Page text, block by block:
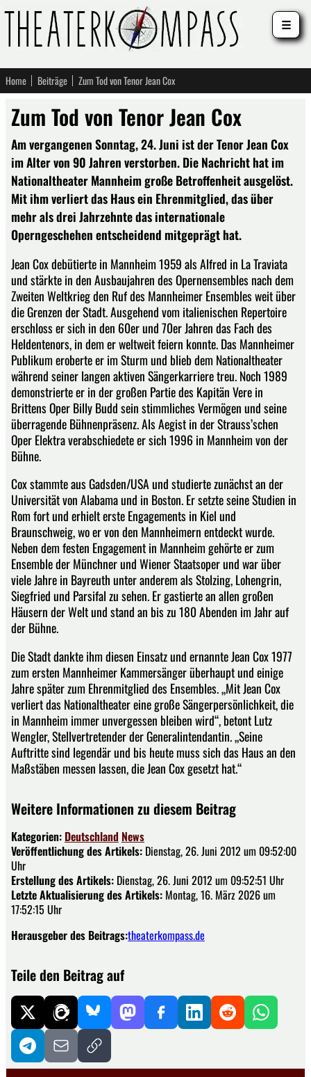
Home Beiträge Zum Tod von Tenor Jean Cox
Zum Tod von Tenor Jean Cox
Am vergangenen Sonntag, 24. Juni ist der Tenor Jean Cox
im Alter von 90 Jahren verstorben. Die Nachricht hat im
Nationaltheater Mannheim große Betroffenheit ausgelöst.
Mit ihm verliert das Haus ein Ehrenmitglied, das über
mehr als drei Jahrzehnte das internationale
Operngeschehen entscheidend mitgeprägt hat.
Jean Cox debütierte in Mannheim 1959 als Alfred in La Traviata
und stärkte in den Ausbaujahren des Opernensembles nach dem
Zweiten Weltkrieg den Ruf des Mannheimer Ensembles weit über
die Grenzen der Stadt. Ausgehend vom italienischen Repertoire
erschloss er sich in den 60er und 70er Jahren das Fach des
Heldentenors, in dem er weltweit feiern konnte. Das Mannheimer
Publikum eroberte er im Sturm und blieb dem Nationaltheater
während seiner langen aktiven Sängerkarriere treu. Noch 1989
demonstrierte er in der großen Partie des Kapitän Vere in
Brittens Oper Billy Budd sein stimmliches Vermögen und seine
überragende Bühnenpräsenz. Als Aegist in der Strauss’schen
Oper Elektra verabschiedete er sich 1996 in Mannheim von der
Bühne.
Cox stammte aus Gadsden/USA und studierte zunächst an der
Universität von Alabama und in Boston. Er setzte seine Studien in
Rom fort und erhielt erste Engagements in Kiel und
Braunschweig, wo er von den Mannheimern entdeckt wurde.
Neben dem festen Engagement in Mannheim gehörte er zum
Ensemble der Münchner und Wiener Staatsoper und war über
viele Jahre in Bayreuth unter anderem als Stolzing, Lohengrin,
Siegfried und Parsifal zu sehen. Er gastierte an allen großen
Häusern der Welt und stand an bis zu 180 Abenden im Jahr auf
der Bühne.
Die Stadt dankte ihm diesen Einsatz und ernannte Jean Cox 1977
zum ersten Mannheimer Kammersänger überhaupt und einige
Jahre später zum Ehrenmitglied des Ensembles. „Mit Jean Cox
verliert das Nationaltheater eine große Sängerpersönlichkeit, die
in Mannheim immer unvergessen bleiben wird“, betont Lutz
Wengler, Stellvertretender der Generalintendantin. „Seine
Auftritte sind legendär und bis heute muss sich das Haus an den
Maßstäben messen lassen, die Jean Cox gesetzt hat.“
Weitere Informationen zu diesem Beitrag
Kategorien: Deutschland News
Veröffentlichung des Artikels: Dienstag, 26. Juni 2012 um 09:52:00
Uhr
Erstellung des Artikels: Dienstag, 26. Juni 2012 um 09:52:51 Uhr
Letzte Aktualisierung des Artikels: Montag, 16. März 2026 um
17:52:15 Uhr
Herausgeber des Beitrags:theaterkompass.de
Teile den Beitrag auf
☰